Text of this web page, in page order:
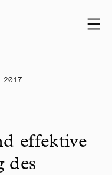
2017
effektive
des